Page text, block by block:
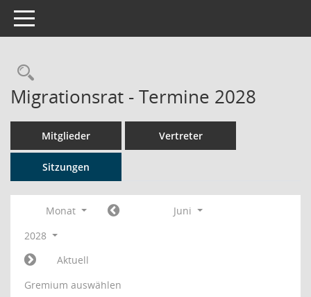
Toggle navigation
Rechercheauswahl
Migrationsrat - Termine 2028
Mitglieder Vertreter
Sitzungen
Monat
Juni
2028
Aktuell
Gremium auswählen